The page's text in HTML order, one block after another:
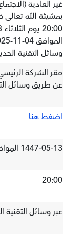
غير العادية
بمشيئة الله
وسائل التقنية
مقر الشركة
عن طريق وسائل
اضغط هنا
1447-05-13 الموافق 2025-11-04
20:00
عبر وسائل التقنية